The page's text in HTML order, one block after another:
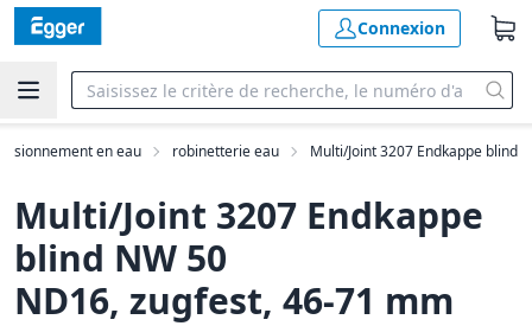
Connexion
en eau robinetterie eau Multi/Joint 3207 Endkappe blind
Multi/Joint 3207 Endkappe
blind NW 50
ND16, zugfest, 46-71 mm